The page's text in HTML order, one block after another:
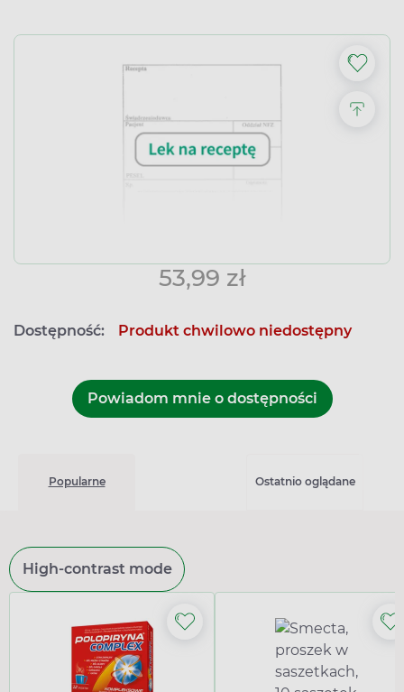
53,99 zł
Dostępność: Produkt chwilowo niedostępny
Powiadom mnie o dostępności
Popularne Ostatnio oglądane
High-contrast mode